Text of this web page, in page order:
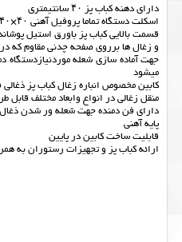
دارای دهنه کباب پز ۴۰ سانتیمتری
اسکلت دستگاه تماما پروفیل آهنی ۴۰×۴۰ میباشد
قسمت بالایی کباب پز باورق استیل
و زغال ها برروی صفحه چدنی مقاوم که
جهت آماده سازی شعله
میشود
کابین مخصوص انباره زغال کباب پز
منقل زغالی در انواع وابعاد مختلف قابل
دارای فن دمنده جهت شعله ور شدن
پایه آهنی
قابلیت ساخت کابین در پایین
ارائهکباب پزوتجهیزات رستورانبه